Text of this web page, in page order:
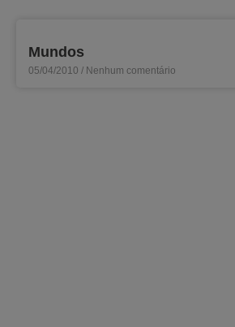
Mundos
05/04/2010 Nenhum comentário